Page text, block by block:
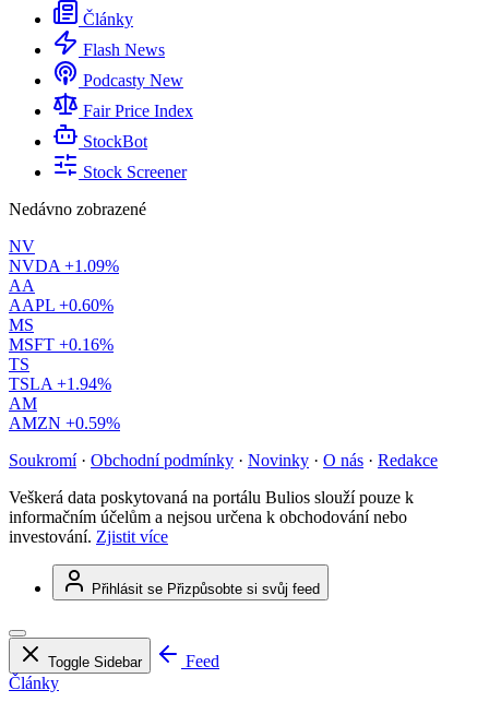
Články
Flash News
Podcasty New
Fair Price Index
StockBot
Stock Screener
Nedávno zobrazené
NV
NVDA +1.09%
AA
AAPL +0.60%
MS
MSFT +0.16%
TS
TSLA +1.94%
AM
AMZN +0.59%
Soukromí · Obchodní podmínky · Novinky · O nás · Redakce
Veškerá data poskytovaná na portálu Bulios slouží pouze k
informačním účelům a nejsou určena k obchodování nebo
investování. Zjistit více
Přihlásit se Přizpůsobte si svůj feed
Toggle Sidebar
Feed
Články